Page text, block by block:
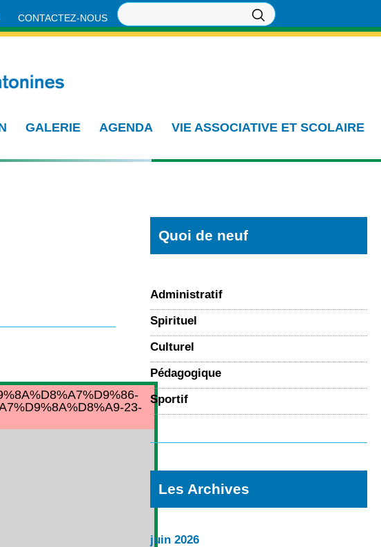
CONTACTEZ-NOUS
GALERIE AGENDA VIE ASSOCIATIVE ET SCOLAIRE
23-
Quoi de neuf
Administratif
Spirituel
Culturel
Pédagogique
Sportif
Les Archives
juin 2026